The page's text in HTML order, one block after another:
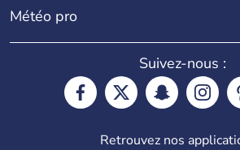
Météo pro
Suivez-nous :
Retrouvez nos